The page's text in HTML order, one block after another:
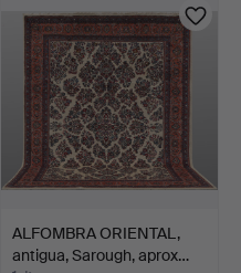
ALFOMBRA ORIENTAL,
antigua, Sarough, aprox…